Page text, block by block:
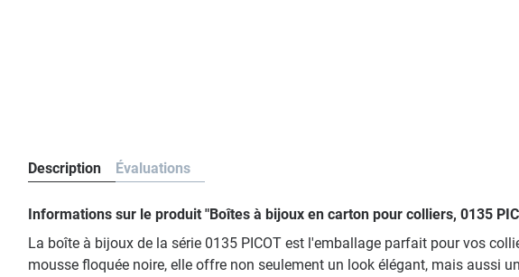
Description Évaluations
Informations sur le produit "Boîtes à bijoux en carton pour colliers, 0135
La boîte à bijoux de la série 0135 PICOT est l'emballage parfait pour vos
mousse floquée noire, elle offre non seulement un look élégant, mais aussi